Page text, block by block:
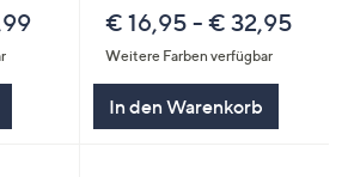
€ 16,95 - € 32,95
Weitere Farben verfügbar
In den Warenkorb